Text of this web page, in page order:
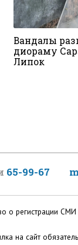
Вандалы
диораму
Липок
65-99-67
о
на сайт